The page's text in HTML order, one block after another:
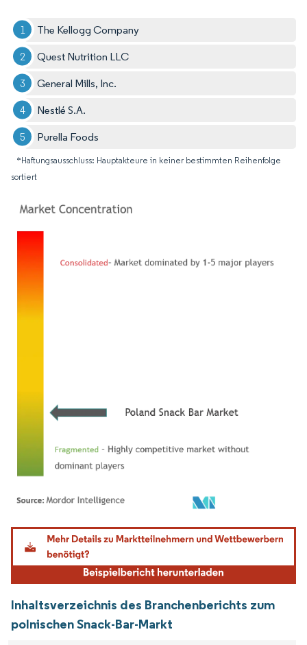
The Kellogg Company
Quest Nutrition LLC
General Mills, Inc.
Nestlé S.A.
Purella Foods
*Haftungsausschluss: Hauptakteure in keiner bestimmten Reihenfolge
sortiert
Bild © Mordor Intelligence. Wiederverwendung erfordert Namensnennung gemäß
Inhaltsverzeichnis des Branchenberichts zum
polnischen Snack-Bar-Markt